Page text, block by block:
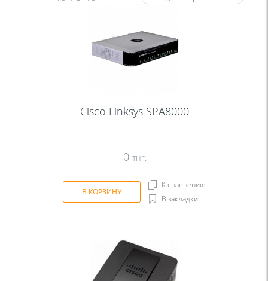
Cisco Linksys SPA8000
0 тнг.
В КОРЗИНУ
К сравнению
В закладки